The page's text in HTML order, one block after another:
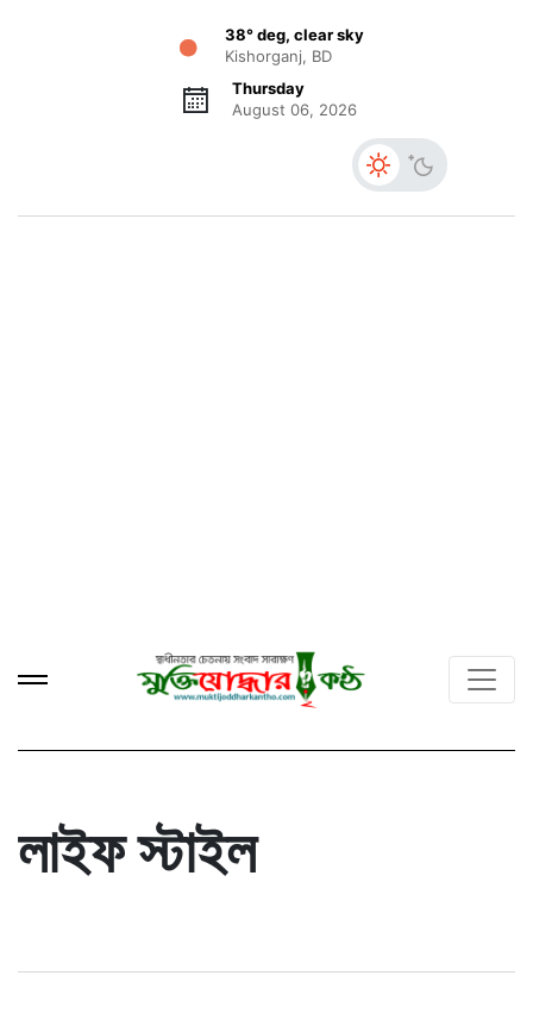
38° deg, clear sky
Kishorganj, BD
Thursday
August 06, 2026
লাইফ স্টাইল